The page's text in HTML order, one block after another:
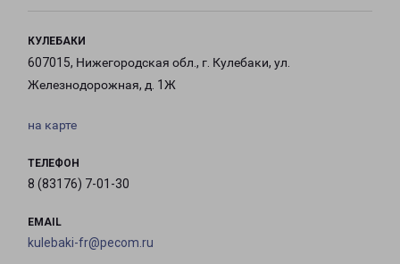
КУЛЕБАКИ
607015, Нижегородская обл., г. Кулебаки, ул.
Железнодорожная, д. 1Ж
на карте
ТЕЛЕФОН
8 (83176) 7-01-30
EMAIL
kulebaki-fr@pecom.ru